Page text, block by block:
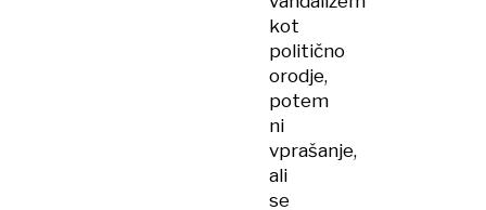
kot
politično
orodje,
potem
ni
vprašanje,
ali
se